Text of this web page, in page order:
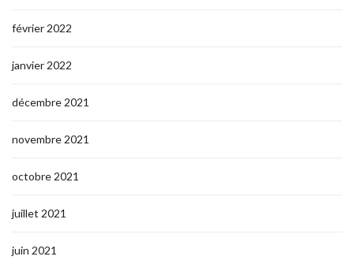
février 2022
janvier 2022
décembre 2021
novembre 2021
octobre 2021
juillet 2021
juin 2021